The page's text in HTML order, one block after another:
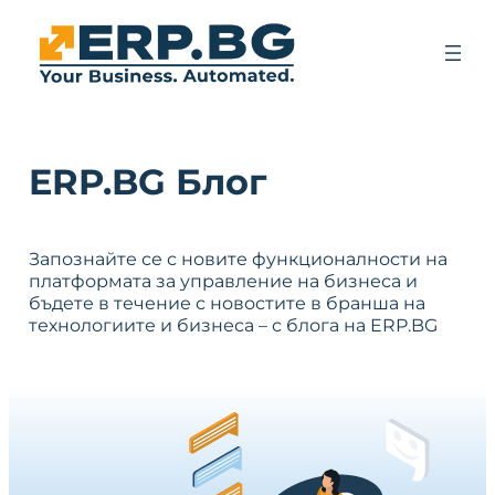
ERP.BG Блог
Запознайте се с новите функционалности на
платформата за управление на бизнеса и
бъдете в течение с новостите в бранша на
технологиите и бизнеса – с блога на ERP.BG